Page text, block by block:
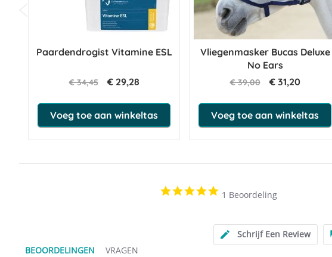
Paardendrogist Vitamine ESL
€ 34,45 € 29,28
Voeg toe aan winkeltas
Vliegenmasker Bucas Deluxe
No Ears
€ 39,00 € 31,20
Voeg toe aan winkeltas
5.0
star
1 Beoordeling
Schrijf Een Review
BEOORDELINGEN
VRAGEN